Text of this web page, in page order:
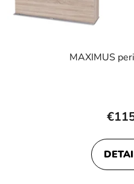
MAXIMUS
je